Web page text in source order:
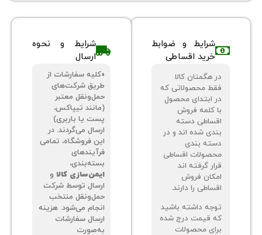
شرایط و ضوابط
خرید اقساطی
محصولاتی که
ابتدای محصول
شده اند و در
اقساطی
را دارند.
داشته باشید
قیمت درج شده
شرایط و نحوه
«کلیه سفارشات از
طریق شرکت‌های
حمل‌ونقل معتبر
(مانند تیپاکس،
پست یا باربری)
ارسال می‌گردند. در
این فروشگاه، تمامی
ایمن‌سازی کالاو
ارسال توسط شرکت
حمل‌ونقل منتخب
انجام می‌شود. هزینه
ارسال سفارشات